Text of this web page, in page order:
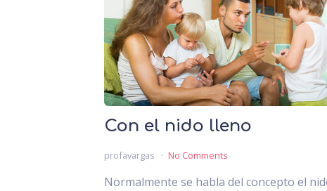
Con el nido lleno
profavargas No Comments
Normalmente se habla del concepto el